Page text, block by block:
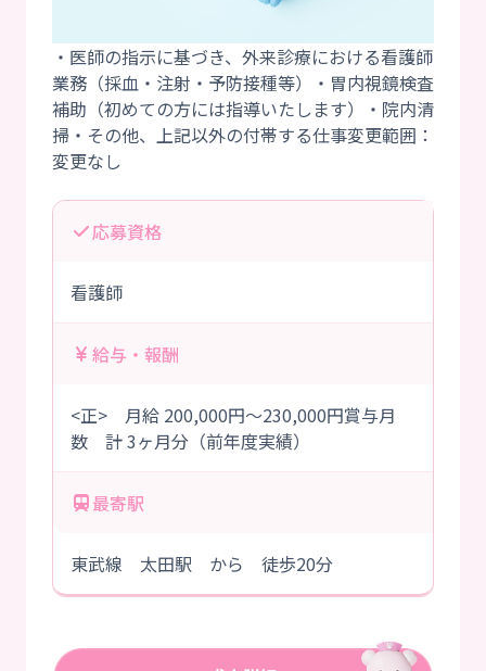
・医師の指示に基づき、外来診療における看護師
業務（採血・注射・予防接種等）・胃内視鏡検査
補助（初めての方には指導いたします）・院内清
掃・その他、上記以外の付帯する仕事変更範囲：
応募資格
看護師
給与・報酬
<正> 月給 200,000円～230,000円賞与月
数 計 3ヶ月分（前年度実績）
最寄駅
東武線 太田駅 から 徒歩20分